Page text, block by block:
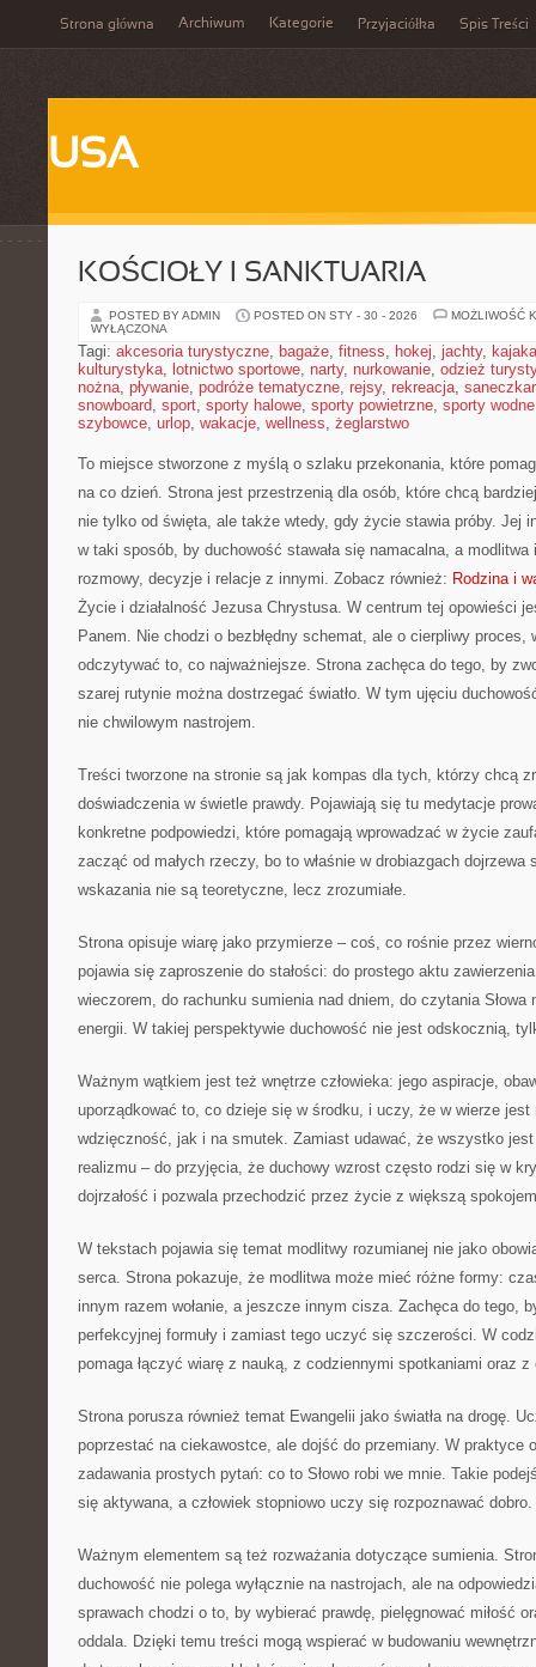
Strona główna Archiwum Kategorie Przyjaciółka Spis Treści
USA
KOŚCIOŁY I SANKTUARIA
POSTED BY ADMIN POSTED ON STY - 30 - 2026
MOŻLIWOŚĆ
WYŁĄCZONA
Tagi: akcesoria turystyczne, bagaże, fitness, hokej, jachty,
kulturystyka, lotnictwo sportowe, narty, nurkowanie, odzież
nożna, pływanie, podróże tematyczne, rejsy, rekreacja,
snowboard, sport, sporty halowe, sporty powietrzne, sporty wodne
szybowce, urlop, wakacje, wellness, żeglarstwo
To miejsce stworzone z myślą o szlaku przekonania, które
na co dzień. Strona jest przestrzenią dla osób, które chcą
nie tylko od święta, ale także wtedy, gdy życie stawia próby. Jej
w taki sposób, by duchowość stawała się namacalna, a modlitwa
rozmowy, decyzje i relacje z innymi. Zobacz również: Rodzina i
Życie i działalność Jezusa Chrystusa. W centrum tej opowieści
Panem. Nie chodzi o bezbłędny schemat, ale o cierpliwy proces,
odczytywać to, co najważniejsze. Strona zachęca do tego, by
szarej rutynie można dostrzegać światło. W tym ujęciu
nie chwilowym nastrojem.
Treści tworzone na stronie są jak kompas dla tych, którzy chcą
doświadczenia w świetle prawdy. Pojawiają się tu medytacje
konkretne podpowiedzi, które pomagają wprowadzać w życie
zacząć od małych rzeczy, bo to właśnie w drobiazgach
wskazania nie są teoretyczne, lecz zrozumiałe.
Strona opisuje wiarę jako przymierze – coś, co rośnie przez
pojawia się zaproszenie do stałości: do prostego aktu
wieczorem, do rachunku sumienia nad dniem, do czytania Słowa
energii. W takiej perspektywie duchowość nie jest odskocznią,
Ważnym wątkiem jest też wnętrze człowieka: jego aspiracje,
uporządkować to, co dzieje się w środku, i uczy, że w wierze jest
wdzięczność, jak i na smutek. Zamiast udawać, że wszystko
realizmu – do przyjęcia, że duchowy wzrost często rodzi się w
dojrzałość i pozwala przechodzić przez życie z większą
W tekstach pojawia się temat modlitwy rozumianej nie jako
serca. Strona pokazuje, że modlitwa może mieć różne formy:
innym razem wołanie, a jeszcze innym cisza. Zachęca do tego,
perfekcyjnej formuły i zamiast tego uczyć się szczerości. W
pomaga łączyć wiarę z nauką, z codziennymi spotkaniami oraz
Strona porusza również temat Ewangelii jako światła na drogę.
poprzestać na ciekawostce, ale dojść do przemiany. W praktyce
zadawania prostych pytań: co to Słowo robi we mnie. Takie
się aktywana, a człowiek stopniowo uczy się rozpoznawać dobro.
Ważnym elementem są też rozważania dotyczące sumienia.
duchowość nie polega wyłącznie na nastrojach, ale na
sprawach chodzi o to, by wybierać prawdę, pielęgnować miłość
oddala. Dzięki temu treści mogą wspierać w budowaniu